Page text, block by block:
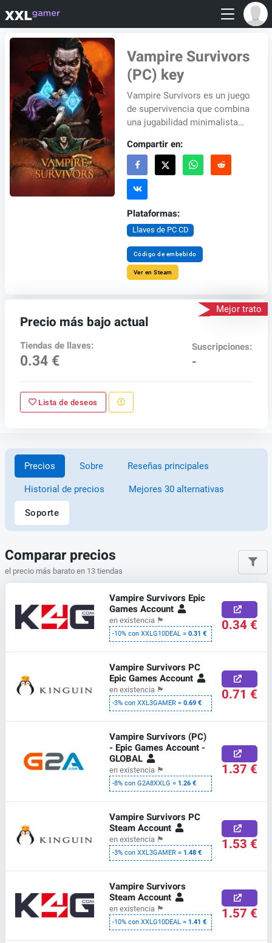
Vampire Survivors
(PC) key
Vampire Survivors es un juego
de supervivencia que combina
una jugabilidad minimalista
Ambientado en un mundo
donde el Infier...
Compartir en:
Plataformas:
Llaves de PC CD
Código de embebido
Ver en Steam
Mejor trato
Precio más bajo actual
Tiendas de llaves:
0.34 €
Suscripciones:
-
Lista de deseos
Precios Sobre Reseñas principales
Historial de precios Mejores 30 alternativas
Soporte
Comparar precios
el precio más barato en 13 tiendas
Vampire Survivors Epic
Games Account
en existencia 🏴
-10% con XXLG10DEAL =0.31 € 0.34 €
Vampire Survivors PC
Epic Games Account
en existencia 🏴
-3% con XXL3GAMER =0.69 € 0.71 €
Vampire Survivors (PC)
- Epic Games Account -
GLOBAL
en existencia 🏴
-8% con G2A8XXLG =1.26 €
1.37 €
Vampire Survivors PC
Steam Account
en existencia 🏴
-3% con XXL3GAMER =1.48 € 1.53 €
Vampire Survivors
Steam Account
en existencia 🏴
-10% con XXLG10DEAL =1.41 € 1.57 €